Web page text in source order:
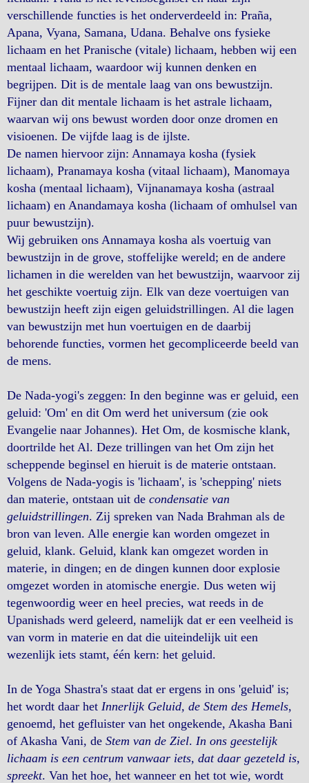
verschillende functies is het onderverdeeld in: Praña,
Apana, Vyana, Samana, Udana. Behalve ons fysieke
lichaam en het Pranische (vitale) lichaam, hebben wij een
mentaal lichaam, waardoor wij kunnen denken en
begrijpen. Dit is de mentale laag van ons bewustzijn.
Fijner dan dit mentale lichaam is het astrale lichaam,
waarvan wij ons bewust worden door onze dromen en
visioenen. De vijfde laag is de ijlste.
De namen hiervoor zijn: Annamaya kosha (fysiek
lichaam), Pranamaya kosha (vitaal lichaam), Manomaya
kosha (mentaal lichaam), Vijnanamaya kosha (astraal
lichaam) en Anandamaya kosha (lichaam of omhulsel van
puur bewustzijn).
Wij gebruiken ons Annamaya kosha als voertuig van
bewustzijn in de grove, stoffelijke wereld; en de andere
lichamen in die werelden van het bewustzijn, waarvoor zij
het geschikte voertuig zijn. Elk van deze voertuigen van
bewustzijn heeft zijn eigen geluidstrillingen. Al die lagen
van bewustzijn met hun voertuigen en de daarbij
behorende functies, vormen het gecompliceerde beeld van
de mens.
De Nada-yogi's zeggen: In den beginne was er geluid, een
geluid: 'Om' en dit Om werd het universum (zie ook
Evangelie naar Johannes). Het Om, de kosmische klank,
doortrilde het Al. Deze trillingen van het Om zijn het
scheppende beginsel en hieruit is de materie ontstaan.
Volgens de Nada-yogis is 'lichaam', is 'schepping' niets
dan materie, ontstaan uit de condensatie van
geluidstrillingen. Zij spreken van Nada Brahman als de
bron van leven. Alle energie kan worden omgezet in
geluid, klank. Geluid, klank kan omgezet worden in
materie, in dingen; en de dingen kunnen door explosie
omgezet worden in atomische energie. Dus weten wij
tegenwoordig weer en heel precies, wat reeds in de
Upanishads werd geleerd, namelijk dat er een veelheid is
van vorm in materie en dat die uiteindelijk uit een
wezenlijk iets stamt, één kern: het geluid.
In de Yoga Shastra's staat dat er ergens in ons 'geluid' is;
het wordt daar het Innerlijk Geluid, de Stem des Hemels,
genoemd, het gefluister van het ongekende, Akasha Bani
of Akasha Vani, de Stem van de Ziel. In ons geestelijk
lichaam is een centrum vanwaar iets, dat daar gezeteld is,
spreekt. Van het hoe, het wanneer en het tot wie, wordt